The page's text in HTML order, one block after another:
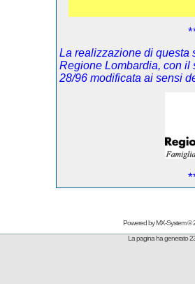
La realizzazione di questa
Regione Lombardia, con
28/96 modificata ai sensi
Powered byMX-System©
La pagina ha generato